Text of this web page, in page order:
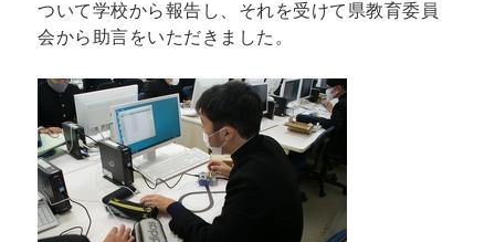
ついて学校から報告し、それを受けて県教育委員
会から助言をいただきました。